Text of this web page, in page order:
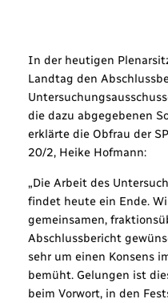
In der heutigen
Landtag den
die dazu abgegebenen
erklärte die Obfrau der
20/2, Heike Hofmann:
„Die Arbeit des
findet heute ein Ende.
gemeinsamen,
Abschlussbericht
sehr um einen Konsens
bemüht. Gelungen ist
beim Vorwort, in den